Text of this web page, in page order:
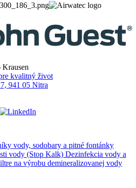
941 05 Nitra
vody, sodobary a pitné fontánky
vody (Stop Kalk) Dezinfekcia vody a
na výrobu demineralizovanej vody